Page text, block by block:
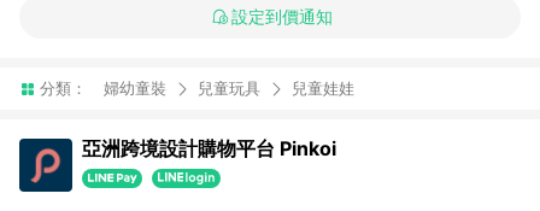
設定到價通知
分類： 婦幼童裝 兒童玩具 兒童娃娃
亞洲跨境設計購物平台 Pinkoi